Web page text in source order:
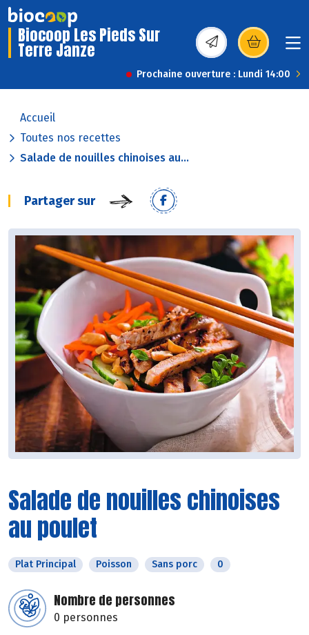
Biocoop Les Pieds Sur
Terre Janze (s’ouvre dans une
Prochaine ouverture : Lundi 14:00
Accueil
Toutes nos recettes
Salade de nouilles chinoises au...
Partager sur
Salade de nouilles chinoises
au poulet
Plat Principal Poisson Sans porc 0
Nombre de personnes
0 personnes